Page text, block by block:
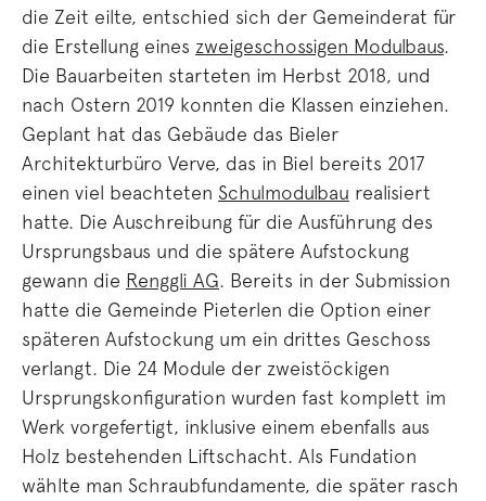
die Zeit eilte, entschied sich der Gemeinderat für
die Erstellung eines zweigeschossigen Modulbaus.
Die Bauarbeiten starteten im Herbst 2018, und
nach Ostern 2019 konnten die Klassen einziehen.
Geplant hat das Gebäude das Bieler
Architekturbüro Verve, das in Biel bereits 2017
einen viel beachteten Schulmodulbau realisiert
hatte. Die Auschreibung für die Ausführung des
Ursprungsbaus und die spätere Aufstockung
gewann die Renggli AG. Bereits in der Submission
hatte die Gemeinde Pieterlen die Option einer
späteren Aufstockung um ein drittes Geschoss
verlangt. Die 24 Module der zweistöckigen
Ursprungskonfiguration wurden fast komplett im
Werk vorgefertigt, inklusive einem ebenfalls aus
Holz bestehenden Liftschacht. Als Fundation
wählte man Schraubfundamente, die später rasch